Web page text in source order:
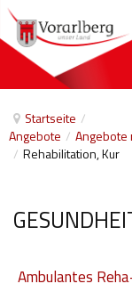
Startseite /
Angebote / Angebote
/ Rehabilitation, Kur
Ambulantes
Home
Angebote nach
Barrierefreiheit
Freizeit
Anbieter
Veranstaltungen